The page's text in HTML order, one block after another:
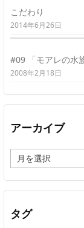
こだわり
2014年6月26日
#09 「モアレの水
2008年2月18日
アーカイブ
ー
カ
イ
タグ